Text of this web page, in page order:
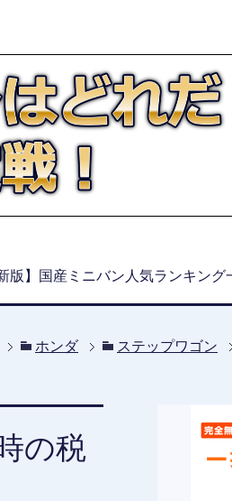
版】国産ミニバン人気ランキン
ホンダ
ステップワゴン
の税